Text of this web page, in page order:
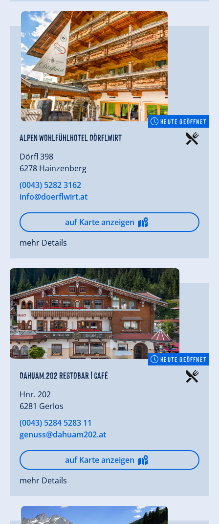
HEUTE GEÖFFNET
Alpen Wohlfühlhotel Dörflwirt
Dörfl 398
6278 Hainzenberg
(0043) 5282 3162
info@doerflwirt.at
auf Karte anzeigen
mehr Details
HEUTE GEÖFFNET
DAHUAM.202 Restobar|Café
Hnr. 202
6281 Gerlos
(0043) 5284 5283 11
genuss@dahuam202.at
auf Karte anzeigen
mehr Details